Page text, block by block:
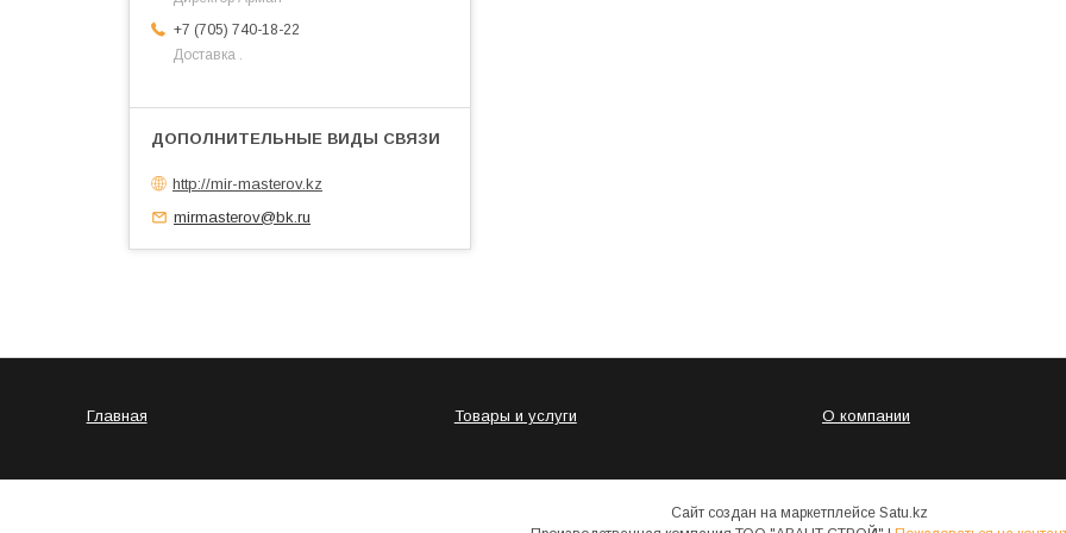
+7 (705) 740-18-22
Доставка .
http://mir-masterov.kz
mirmasterov@bk.ru
Главная Товары и услуги О компании
Сайт создан на маркетплейсе Satu.kz